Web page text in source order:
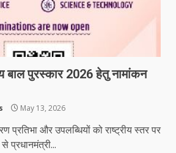
बाल पुरस्कार 2026 हेतु नामांकन
May 13, 2026
प्रतिभा और उपलब्धियों को राष्ट्रीय स्तर पर
प्रधानमंत्री...